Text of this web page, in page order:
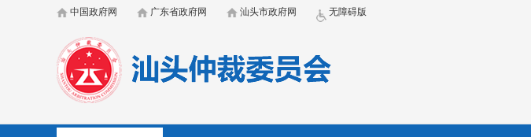
中国政府网 广东省政府网 汕头市政府网 无障碍版